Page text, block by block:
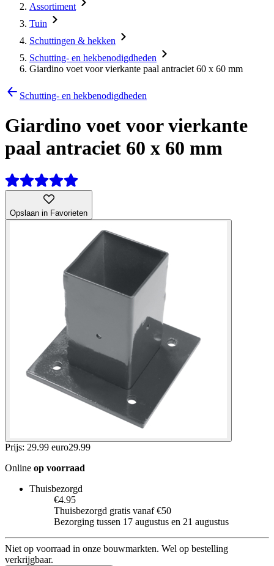
Assortiment
Tuin
Schuttingen & hekken
Schutting- en hekbenodigdheden
Giardino voet voor vierkante paal antraciet 60 x 60 mm
Schutting- en hekbenodigdheden
Giardino voet voor vierkante
paal antraciet 60 x 60 mm
Opslaan in Favorieten
Prijs: 29.99 euro29.99
Online op voorraad
Thuisbezorgd
€4.95
Thuisbezorgd gratis vanaf €50
Bezorging tussen 17 augustus en 21 augustus
Niet op voorraad in onze bouwmarkten. Wel op bestelling
verkrijgbaar.